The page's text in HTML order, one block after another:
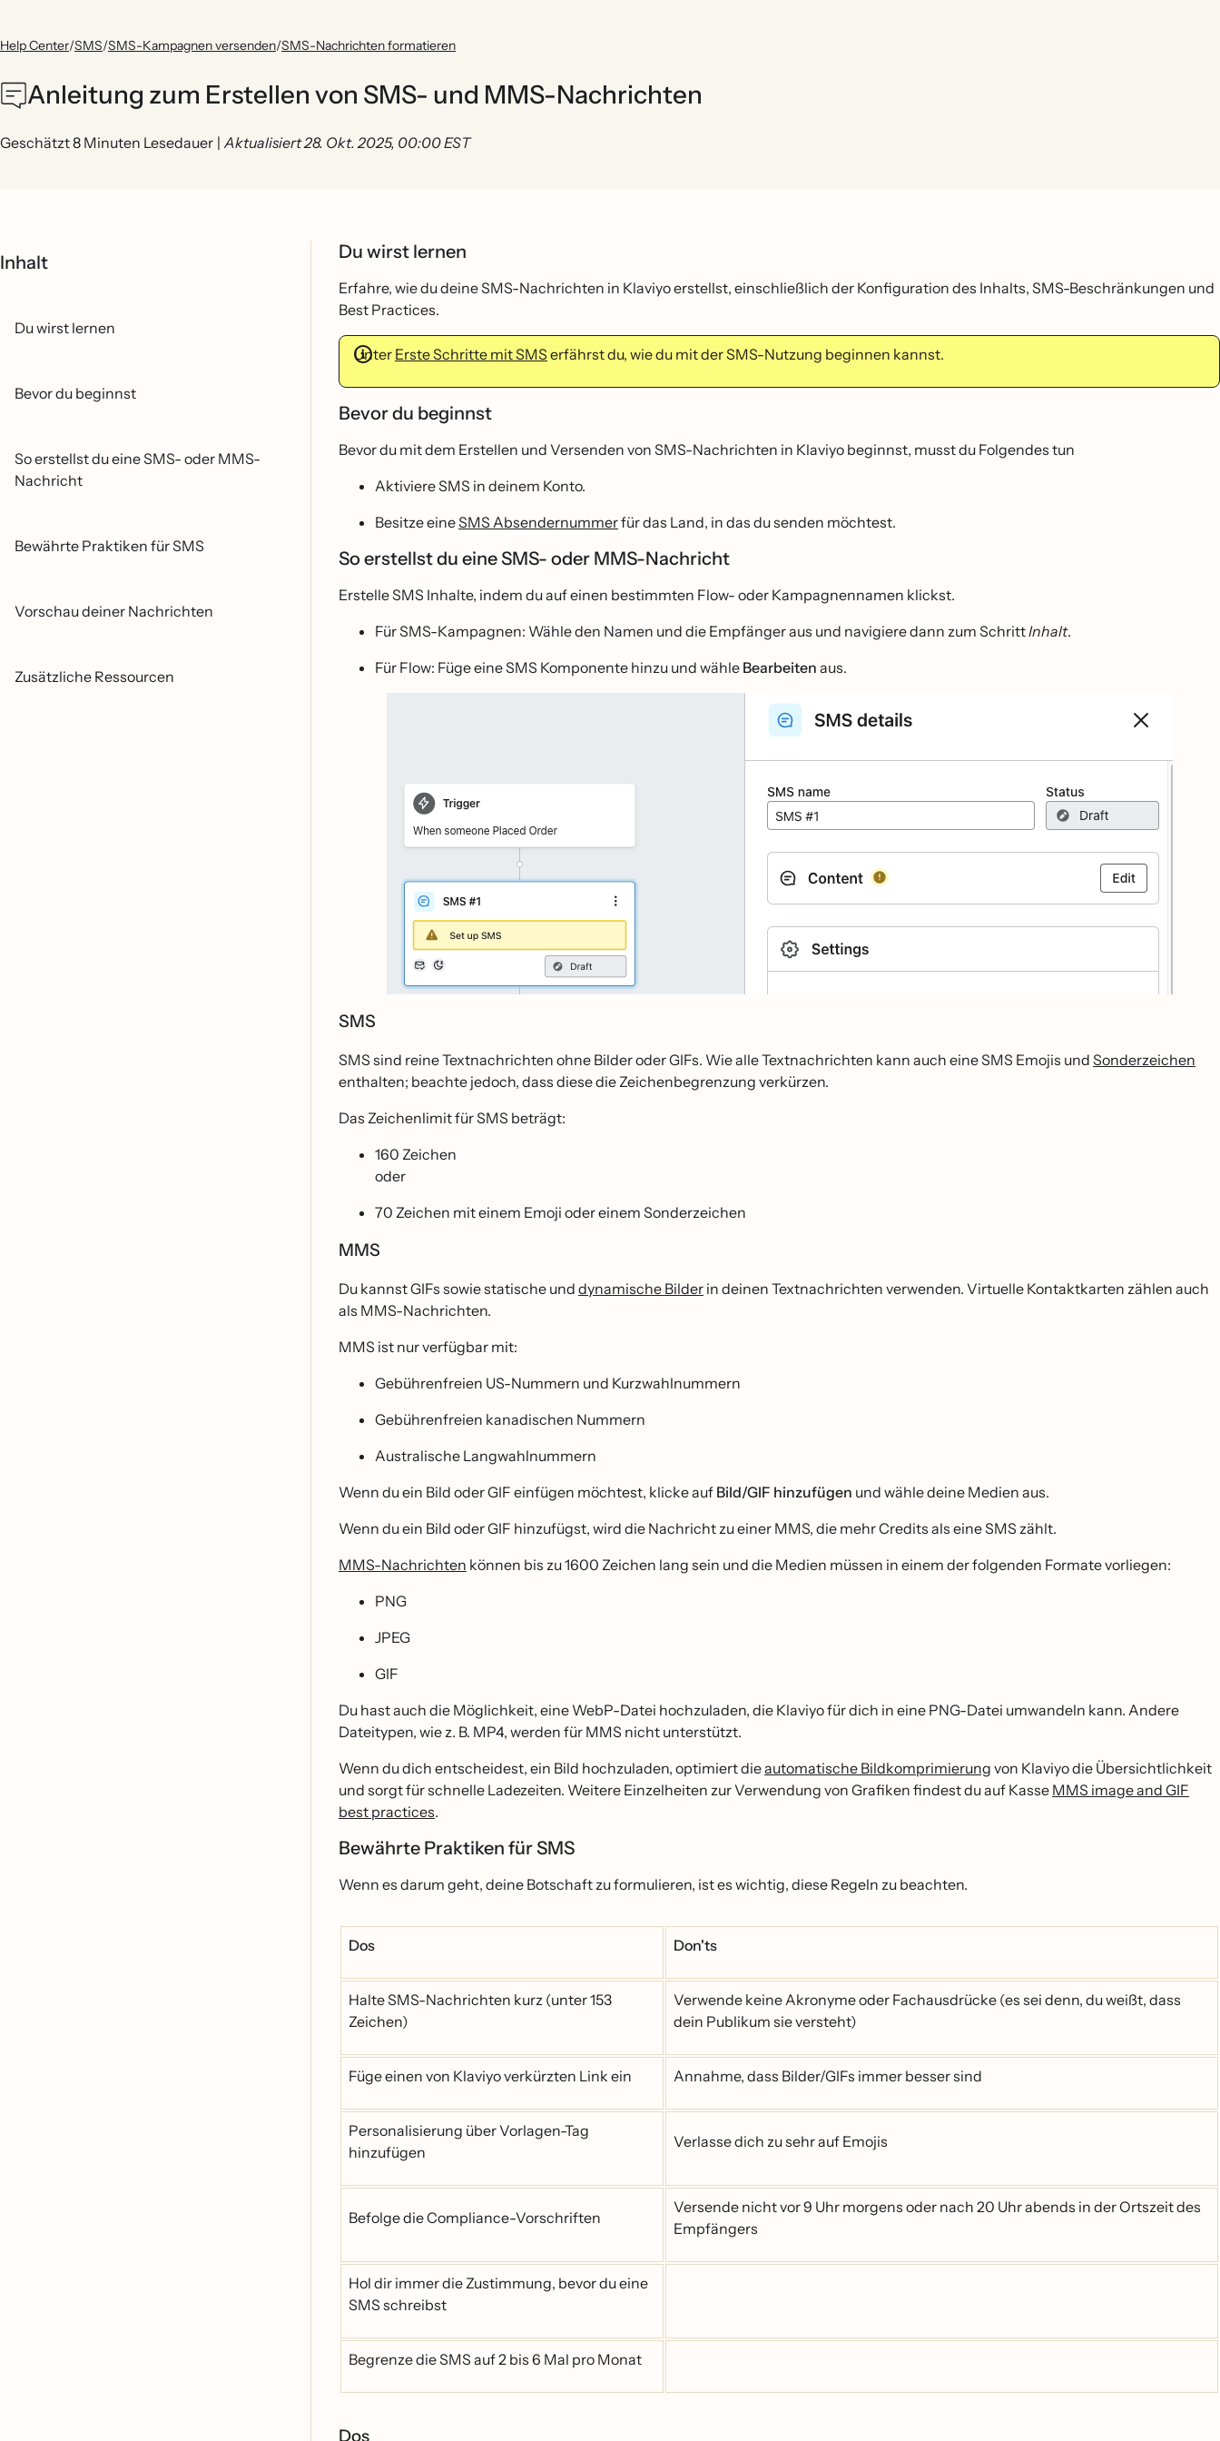
Help Center/SMS/SMS-Kampagnen versenden/SMS-Nachrichten formatieren
Anleitung zum Erstellen von SMS- und MMS-Nachrichten
Geschätzt 8 Minuten Lesedauer | Aktualisiert 28. Okt. 2025, 00:00 EST
Inhalt
Du wirst lernen
Bevor du beginnst
So erstellst du eine SMS- oder MMS-
Nachricht
Bewährte Praktiken für SMS
Vorschau deiner Nachrichten
Zusätzliche Ressourcen
Du wirst lernen
Erfahre, wie du deine SMS-Nachrichten in Klaviyo erstellst, einschließlich der Konfiguration des Inhalts, SMS-Beschränkungen und
Best Practices.
Unter Erste Schritte mit SMS erfährst du, wie du mit der SMS-Nutzung beginnen kannst.
Bevor du beginnst
Bevor du mit dem Erstellen und Versenden von SMS-Nachrichten in Klaviyo beginnst, musst du Folgendes tun
Aktiviere SMS in deinem Konto.
Besitze eineSMS Absendernummerfür das Land, in das du senden möchtest.
So erstellst du eine SMS- oder MMS-Nachricht
Erstelle SMS Inhalte, indem du auf einen bestimmten Flow- oder Kampagnennamen klickst.
Für SMS-Kampagnen: Wähle den Namen und die Empfänger aus und navigiere dann zum SchrittInhalt.
Für Flow: Füge eine SMS Komponente hinzu und wähle Bearbeiten aus.
SMS
SMS sind reine Textnachrichten ohne Bilder oder GIFs. Wie alle Textnachrichten kann auch eine SMS Emojis und Sonderzeichen
enthalten; beachte jedoch, dass diese die Zeichenbegrenzung verkürzen.
Das Zeichenlimit für SMS beträgt:
160 Zeichen
oder
70 Zeichen mit einem Emoji oder einem Sonderzeichen
MMS
Du kannst GIFs sowie statische und dynamische Bilder in deinen Textnachrichten verwenden. Virtuelle Kontaktkarten zählen auch
als MMS-Nachrichten.
MMS ist nur verfügbar mit:
Gebührenfreien US-Nummern und Kurzwahlnummern
Gebührenfreien kanadischen Nummern
Australische Langwahlnummern
Wenn du ein Bild oder GIF einfügen möchtest, klicke auf Bild/GIF hinzufügen und wähle deine Medien aus.
Wenn du ein Bild oder GIF hinzufügst, wird die Nachricht zu einer MMS, die mehr Credits als eine SMS zählt.
MMS-Nachrichten können bis zu 1600 Zeichen lang sein und die Medien müssen in einem der folgenden Formate vorliegen:
PNG
JPEG
GIF
Du hast auch die Möglichkeit, eine WebP-Datei hochzuladen, die Klaviyo für dich in eine PNG-Datei umwandeln kann. Andere
Dateitypen, wie z. B. MP4, werden für MMS nicht unterstützt.
Wenn du dich entscheidest, ein Bild hochzuladen, optimiert dieautomatische Bildkomprimierung von Klaviyo die Übersichtlichkeit
und sorgt für schnelle Ladezeiten. Weitere Einzelheiten zur Verwendung von Grafiken findest du auf Kasse MMS image and GIF
best practices.
Bewährte Praktiken für SMS
Wenn es darum geht, deine Botschaft zu formulieren, ist es wichtig, diese Regeln zu beachten.
Dos Don'ts
Halte SMS-Nachrichten kurz (unter 153
Zeichen)
Verwende keine Akronyme oder Fachausdrücke (es sei denn, du weißt, dass
dein Publikum sie versteht)
Füge einen von Klaviyo verkürzten Link ein Annahme, dass Bilder/GIFs immer besser sind
Personalisierung über Vorlagen-Tag
hinzufügen
Verlasse dich zu sehr auf Emojis
Befolge die Compliance-Vorschriften
Versende nicht vor 9 Uhr morgens oder nach 20 Uhr abends in der Ortszeit des
Empfängers
Hol dir immer die Zustimmung, bevor du eine
SMS schreibst
Begrenze die SMS auf 2 bis 6 Mal pro Monat
Dos